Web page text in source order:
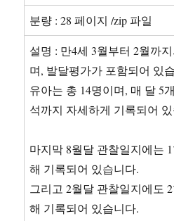
분량 : 28 페이지 /zip 파일
설명 : 만4세 3월부터 2월까
며, 발달평가가 포함되어 있
유아는 총 14명이며, 매 달 5
석까지 자세하게 기록되어
마지막 8월달 관찰일지에는
해 기록되어 있습니다.
그리고 2월달 관찰일지에도
해 기록되어 있습니다.